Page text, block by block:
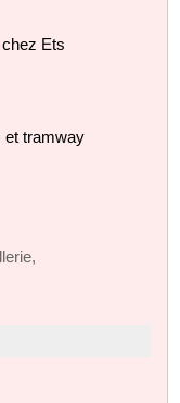
Ets
et tramway